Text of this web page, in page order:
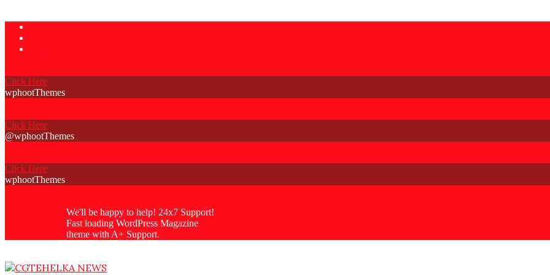
Skip
content
Click Here
wphootThemes
Click Here
@wphootThemes
Click Here
wphootThemes
We'll be happy to help! 24x7 Support!
Fast loading WordPress Magazine
theme with A+ Support.